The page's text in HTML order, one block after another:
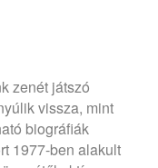
zenét játszó
vissza, mint
biográfiák
1977-ben alakult